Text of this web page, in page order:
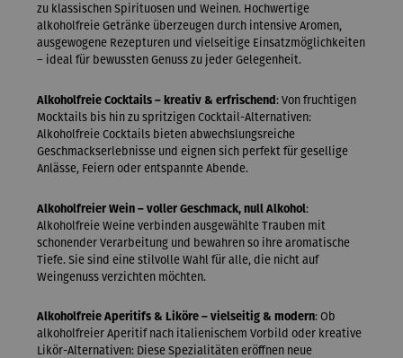
zu klassischen Spirituosen und Weinen. Hochwertige
alkoholfreie Getränke überzeugen durch intensive Aromen,
ausgewogene Rezepturen und vielseitige Einsatzmöglichkeiten
– ideal für bewussten Genuss zu jeder Gelegenheit.
Alkoholfreie Cocktails – kreativ & erfrischend : Von fruchtigen
Mocktails bis hin zu spritzigen Cocktail-Alternativen:
Alkoholfreie Cocktails bieten abwechslungsreiche
Geschmackserlebnisse und eignen sich perfekt für gesellige
Anlässe, Feiern oder entspannte Abende.
Alkoholfreier Wein – voller Geschmack, null Alkohol:
Alkoholfreie Weine verbinden ausgewählte Trauben mit
schonender Verarbeitung und bewahren so ihre aromatische
Tiefe. Sie sind eine stilvolle Wahl für alle, die nicht auf
Weingenuss verzichten möchten.
Alkoholfreie Aperitifs & Liköre – vielseitig & modern: Ob
alkoholfreier Aperitif nach italienischem Vorbild oder kreative
Likör-Alternativen: Diese Spezialitäten eröffnen neue